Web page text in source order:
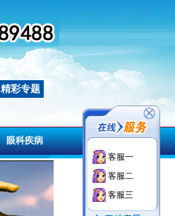
客服一
客服二
客服三
精彩专题
眼科疾病